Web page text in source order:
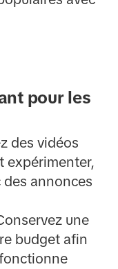
pour les
des vidéos
expérimenter,
des annonces
une
budget afin